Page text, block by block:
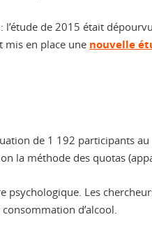
de 2015 était
mis en place une nouvelle
de 1 192 participants
la méthode des quotas
Les
d’alcool.